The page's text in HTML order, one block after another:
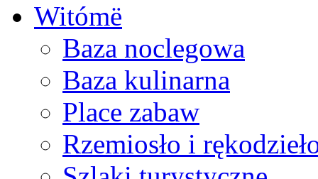
Witómë
Baza noclegowa
Baza kulinarna
Place zabaw
Rzemiosło i